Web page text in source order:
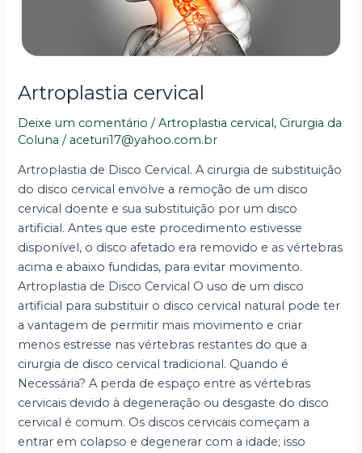
Artroplastia cervical
Deixe um comentário /Artroplastia cervical, Cirurgia da
Coluna / aceturi17@yahoo.com.br
Artroplastia de Disco Cervical. A cirurgia de substituição
do disco cervical envolve a remoção de um disco
cervical doente e sua substituição por um disco
artificial. Antes que este procedimento estivesse
disponível, o disco afetado era removido e as vértebras
acima e abaixo fundidas, para evitar movimento.
Artroplastia de Disco Cervical O uso de um disco
artificial para substituir o disco cervical natural pode ter
a vantagem de permitir mais movimento e criar
menos estresse nas vértebras restantes do que a
cirurgia de disco cervical tradicional. Quando é
Necessária? A perda de espaço entre as vértebras
cervicais devido à degeneração ou desgaste do disco
cervical é comum. Os discos cervicais começam a
entrar em colapso e degenerar com a idade; isso